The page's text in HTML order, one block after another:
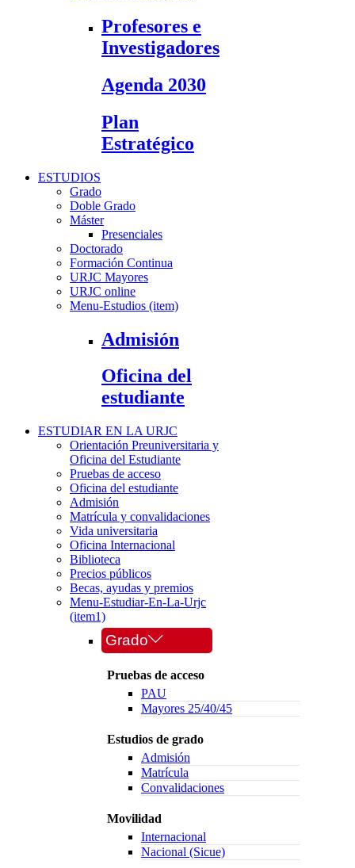
Profesores e
Investigadores
Agenda 2030
Plan
Estratégico
ESTUDIOS
Grado
Doble Grado
Máster
Presenciales
Doctorado
Formación Continua
URJC Mayores
URJC online
Menu-Estudios (item)
Admisión
Oficina del
estudiante
ESTUDIAR EN LA URJC
Orientación Preuniversitaria y
Oficina del Estudiante
Pruebas de acceso
Oficina del estudiante
Admisión
Matrícula y convalidaciones
Vida universitaria
Oficina Internacional
Biblioteca
Precios públicos
Becas, ayudas y premios
Menu-Estudiar-En-La-Urjc
(item1)
Grado
Pruebas de acceso
PAU
Mayores 25/40/45
Estudios de grado
Admisión
Matrícula
Convalidaciones
Movilidad
Internacional
Nacional (Sicue)